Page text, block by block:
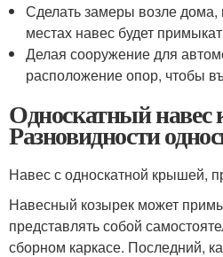
Сделать замеры возле дома,
местах навес будет
Делая сооружение для
расположение опор, чтобы
Односкатный навес
Разновидности
Навес с односкатной крышей,
Навесный козырек может
представлять собой
сборном каркасе. Последний,